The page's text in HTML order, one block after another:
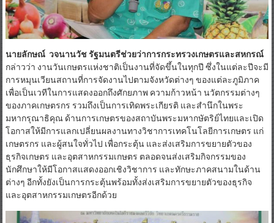
นายลักษณ์ วจนานวัช รัฐมนตรีช่วยว่าการกระทรวงเกษตรและสหกรณ์
กล่าวว่า งานวันเกษตรแห่งชาติเป็นงานที่จัดขึ้นในทุกปี ซึ่งในแต่ละปีจะมี
การหมุนเวียนสถานที่การจัดงานไปตามจังหวัดต่างๆ ของแต่ละภูมิภาค
เพื่อเป็นเวทีในการแสดงออกถึงศักยภาพ ความก้าวหน้า นวัตกรรมต่างๆ
ของภาคเกษตรกร รวมถึงเป็นการเทิดพระเกียรติ และสำนึกในพระ
มหากรุณาธิคุณ ด้านการเกษตรของสถาบันพระมหากษัตริย์ไทยและเปิด
โอกาสให้มีการแลกเปลี่ยนผลงานทางวิชาการเทคโนโลยีการเกษตร แก่
เกษตรกร และผู้สนใจทั่วไป เพื่อกระตุ้น และส่งเสริมการขยายตัวของ
ธุรกิจเกษตร และอุตสาหกรรมเกษตร ตลอดจนส่งเสริมกิจกรรมของ
นักศึกษาให้มีโอกาสแสดงออกเชิงวิชาการ และทักษะภาคสนามในด้าน
ต่างๆ อีกทั้งยังเป็นการกระตุ้นพร้อมทั้งส่งเสริมการขยายตัวของธุรกิจ
และอุตสาหกรรมเกษตรอีกด้วย